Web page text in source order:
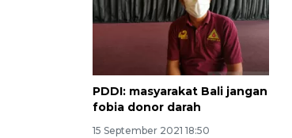
PDDI: masyarakat Bali jangan
fobia donor darah
15 September 2021 18:50